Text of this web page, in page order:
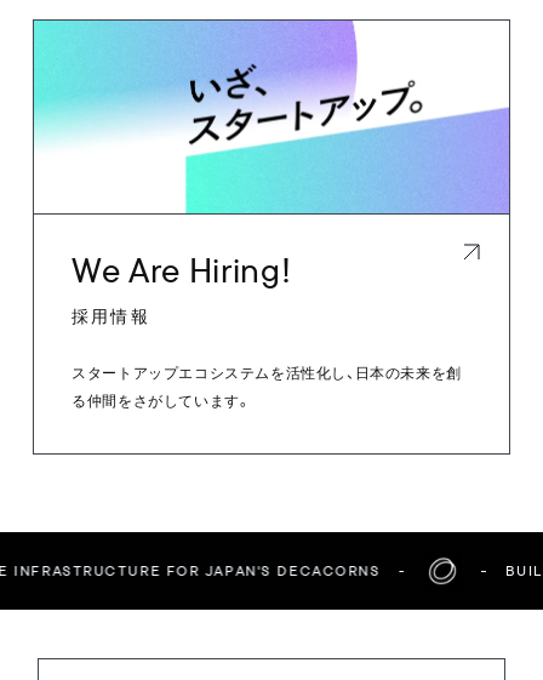
We Are Hiring!
採用情報
スタートアップエコシステムを活性化し、日本の未来を創
る仲間をさがしています。
FOR JAPAN'S DECACORNS BUILDING